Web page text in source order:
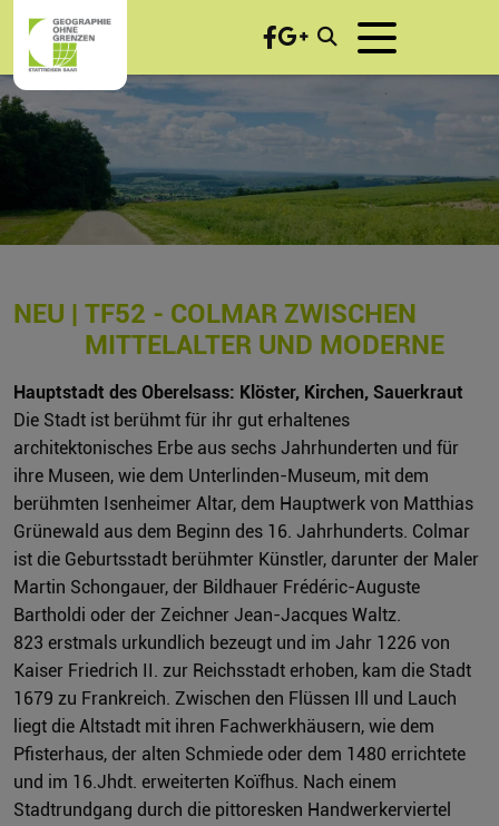
NEU | TF52 - COLMAR ZWISCHEN
MITTELALTER UND MODERNE
Hauptstadt des Oberelsass: Klöster, Kirchen, Sauerkraut
Die Stadt ist berühmt für ihr gut erhaltenes
architektonisches Erbe aus sechs Jahrhunderten und für
ihre Museen, wie dem Unterlinden-Museum, mit dem
berühmten Isenheimer Altar, dem Hauptwerk von Matthias
Grünewald aus dem Beginn des 16. Jahrhunderts. Colmar
ist die Geburtsstadt berühmter Künstler, darunter der Maler
Martin Schongauer, der Bildhauer Frédéric-Auguste
Bartholdi oder der Zeichner Jean-Jacques Waltz.
823 erstmals urkundlich bezeugt und im Jahr 1226 von
Kaiser Friedrich II. zur Reichsstadt erhoben, kam die Stadt
1679 zu Frankreich. Zwischen den Flüssen Ill und Lauch
liegt die Altstadt mit ihren Fachwerkhäusern, wie dem
Pfisterhaus, der alten Schmiede oder dem 1480 errichtete
und im 16.Jhdt. erweiterten Koïfhus. Nach einem
Stadtrundgang durch die pittoresken Handwerkerviertel